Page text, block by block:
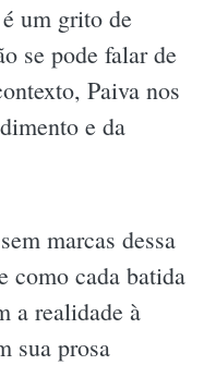
um grito de
se pode falar de
Paiva nos
e da
marcas dessa
como cada batida
a realidade à
sua prosa